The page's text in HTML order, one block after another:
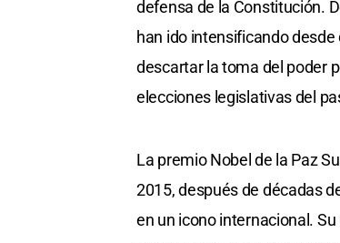
defensa de la Constitución.
han ido intensificando
descartar la toma del poder
elecciones legislativas del
La premio Nobel de la Paz
2015, después de décadas
en un icono internacional.